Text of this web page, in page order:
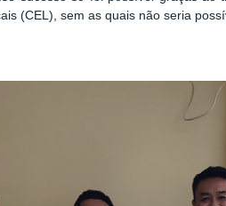
(CEL), sem as quais não seria